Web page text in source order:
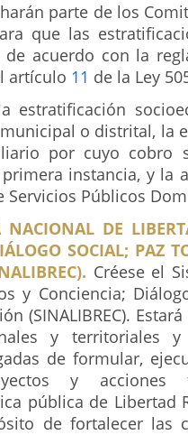
parte de los
que las
de acuerdo con la
artículo 11 de la Ley
estratificación
o distrital, la
por cuyo cobro
instancia, y la
Servicios Públicos
NACIONAL DE
SOCIAL; PAZ
Créese el
y Conciencia;
(SINALIBREC).
y territoriales y
de formular,
y
pública de Libertad
de fortalecer las